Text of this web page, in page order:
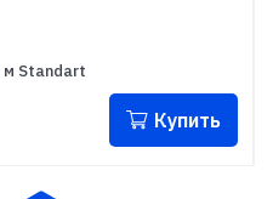
м Standart
Купить